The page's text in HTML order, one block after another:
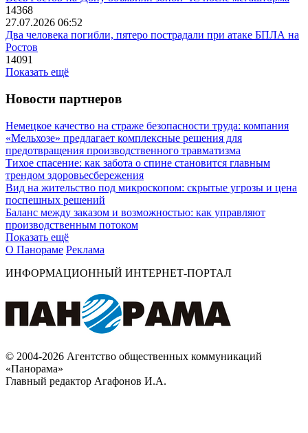
14368
27.07.2026 06:52
Два человека погибли, пятеро пострадали при атаке БПЛА на
Ростов
14091
Показать ещё
Новости партнеров
Немецкое качество на страже безопасности труда: компания
«Мельхозе» предлагает комплексные решения для
предотвращения производственного травматизма
Тихое спасение: как забота о спине становится главным
трендом здоровьесбережения
Вид на жительство под микроскопом: скрытые угрозы и цена
поспешных решений
Баланс между заказом и возможностью: как управляют
производственным потоком
Показать ещё
О Панораме Реклама
ИНФОРМАЦИОННЫЙ ИНТЕРНЕТ-ПОРТАЛ
© 2004-2026 Агентство общественных коммуникаций
«Панорама»
Главный редактор Агафонов И.А.